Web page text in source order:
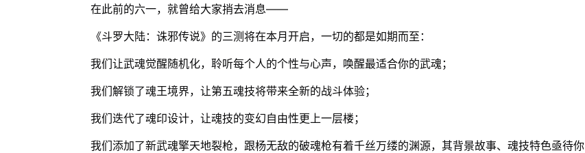
在此前的六一，就曾给大家捎去消息——
《斗罗大陆：诛邪传说》的三测将在本月开启，一切的都是如期而至：
我们让武魂觉醒随机化，聆听每个人的个性与心声，唤醒最适合你的武魂；
我们解锁了魂王境界，让第五魂技将带来全新的战斗体验；
我们迭代了魂印设计，让魂技的变幻自由性更上一层楼；
我们添加了新武魂擎天地裂枪，跟杨无敌的破魂枪有着千丝万缕的渊源，其背景故事、魂技特色亟待你